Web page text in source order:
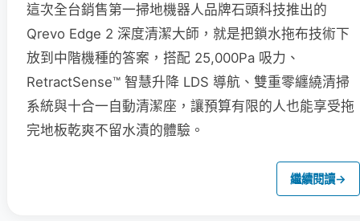
這次全台銷售第一掃地機器人品牌石頭科技推出的
Qrevo Edge 2 深度清潔大師，就是把鎖水拖布技術下
放到中階機種的答案，搭配 25,000Pa 吸力、
RetractSense™ 智慧升降 LDS 導航、雙重零纏繞清掃
系統與十合一自動清潔座，讓預算有限的人也能享受拖
完地板乾爽不留水漬的體驗。
繼續閱讀→